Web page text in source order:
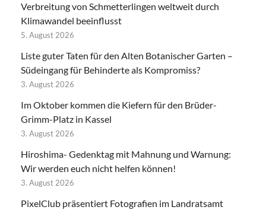
Verbreitung von Schmetterlingen weltweit durch
Klimawandel beeinflusst
5. August 2026
Liste guter Taten für den Alten Botanischer Garten –
Südeingang für Behinderte als Kompromiss?
3. August 2026
Im Oktober kommen die Kiefern für den Brüder-
Grimm-Platz in Kassel
3. August 2026
Hiroshima- Gedenktag mit Mahnung und Warnung:
Wir werden euch nicht helfen können!
3. August 2026
PixelClub präsentiert Fotografien im Landratsamt